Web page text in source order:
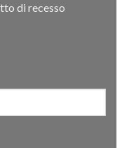
di recesso